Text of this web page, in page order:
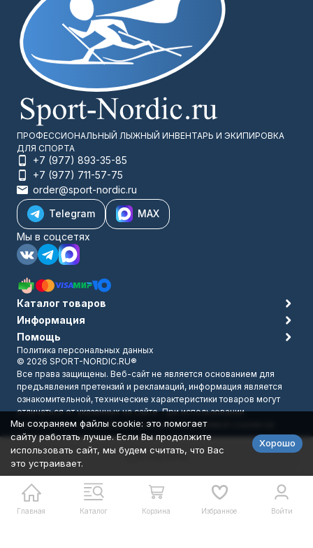
В корзину
Главная Каталог Корзина Избранное Войти
ПРОФЕССИОНАЛЬНЫЙ ЛЫЖНЫЙ ИНВЕНТАРЬ И ЭКИПИРОВКА
ДЛЯ СПОРТА
+7 (977) 893-35-85
+7 (977) 711-57-75
order@sport-nordic.ru
Telegram
MAX
Мы в соцсетях
Каталог товаров
Информация
Помощь
Политика персональных данных
© 2026 SPORT-NORDIC.RU®
Все права защищены. Веб-сайт не является основанием для
предъявления претензий и рекламаций, информация является
ознакомительной, технические характеристики товаров могут
отличаться от указанных на сайте. При использовании
материалов с сайта обязательно указание прямой ссылки на
источник.
Разработано вbodysite.ru
Мы сохраняем файлы cookie: это помогает
сайту работать лучше. Если Вы продолжите
использовать сайт, мы будем считать, что Вас
это устраивает.
Хорошо